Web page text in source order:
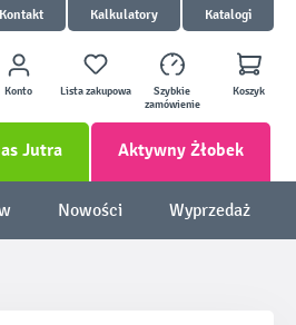
Kontakt Kalkulatory Katalogi
Konto Lista zakupowa
Szybkie
zamówienie
Koszyk
Jutra Aktywny Żłobek
Nowości Wyprzedaż